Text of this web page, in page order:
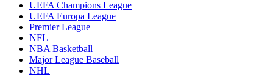
UEFA Champions League
UEFA Europa League
Premier League
NFL
NBA Basketball
Major League Baseball
NHL